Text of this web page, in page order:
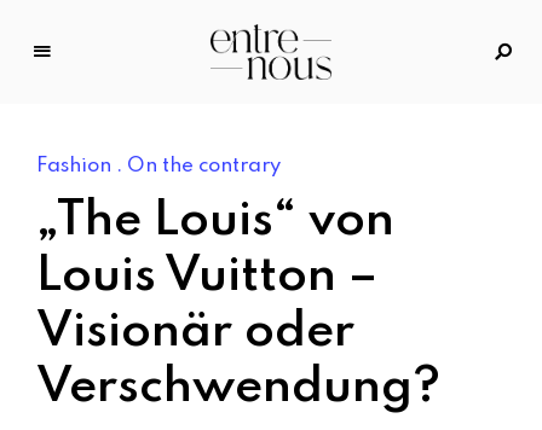
tr
e
N
o
u
s
–
D
a
s
Fashion On the contrary
„The Louis“ von
Louis Vuitton –
Visionär oder
Verschwendung?